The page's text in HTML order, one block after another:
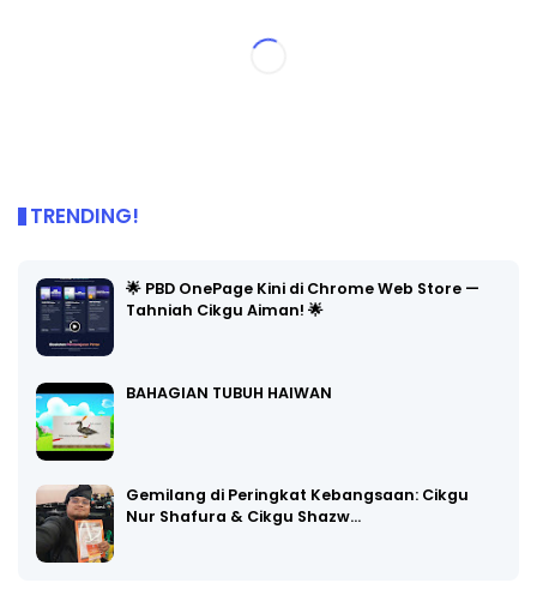
TRENDING!
🌟 PBD OnePage Kini di Chrome Web Store —
Tahniah Cikgu Aiman! 🌟
BAHAGIAN TUBUH HAIWAN
Gemilang di Peringkat Kebangsaan: Cikgu
Nur Shafura & Cikgu Shazw…